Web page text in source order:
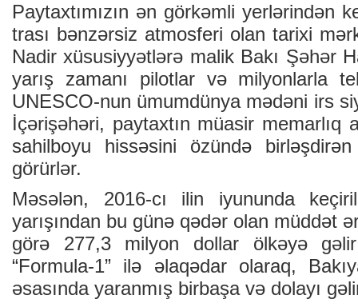
Paytaxtımızın ən görkəmli yerlərindən
trası bənzərsiz atmosferi olan tarixi
Nadir xüsusiyyətlərə malik Bakı Şəhər
yarış zamanı pilotlar və milyonlarla
UNESCO-nun ümumdünya mədəni irs
İçərişəhəri, paytaxtın müasir memarlıq
sahilboyu hissəsini özündə
görürlər.
Məsələn, 2016-cı ilin iyununda
yarışından bu günə qədər olan müddət
görə 277,3 milyon dollar ölkəyə
“Formula-1” ilə əlaqədar olaraq,
əsasında yaranmış birbaşa və dolayı